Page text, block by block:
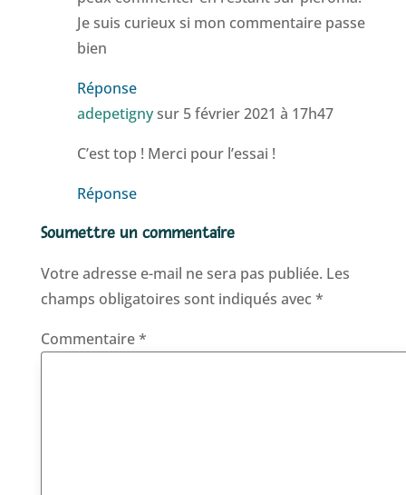
Je suis curieux si mon commentaire passe
bien
Réponse
adepetignysur 5 février 2021 à 17h47
C’est top ! Merci pour l’essai !
Réponse
Soumettre un commentaire
Votre adresse e-mail ne sera pas publiée. Les
champs obligatoires sont indiqués avec *
Commentaire*